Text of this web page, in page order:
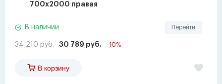
700х2000 правая
Перейти
В наличии
34 210 руб. 30 789 руб. -10%
В корзину